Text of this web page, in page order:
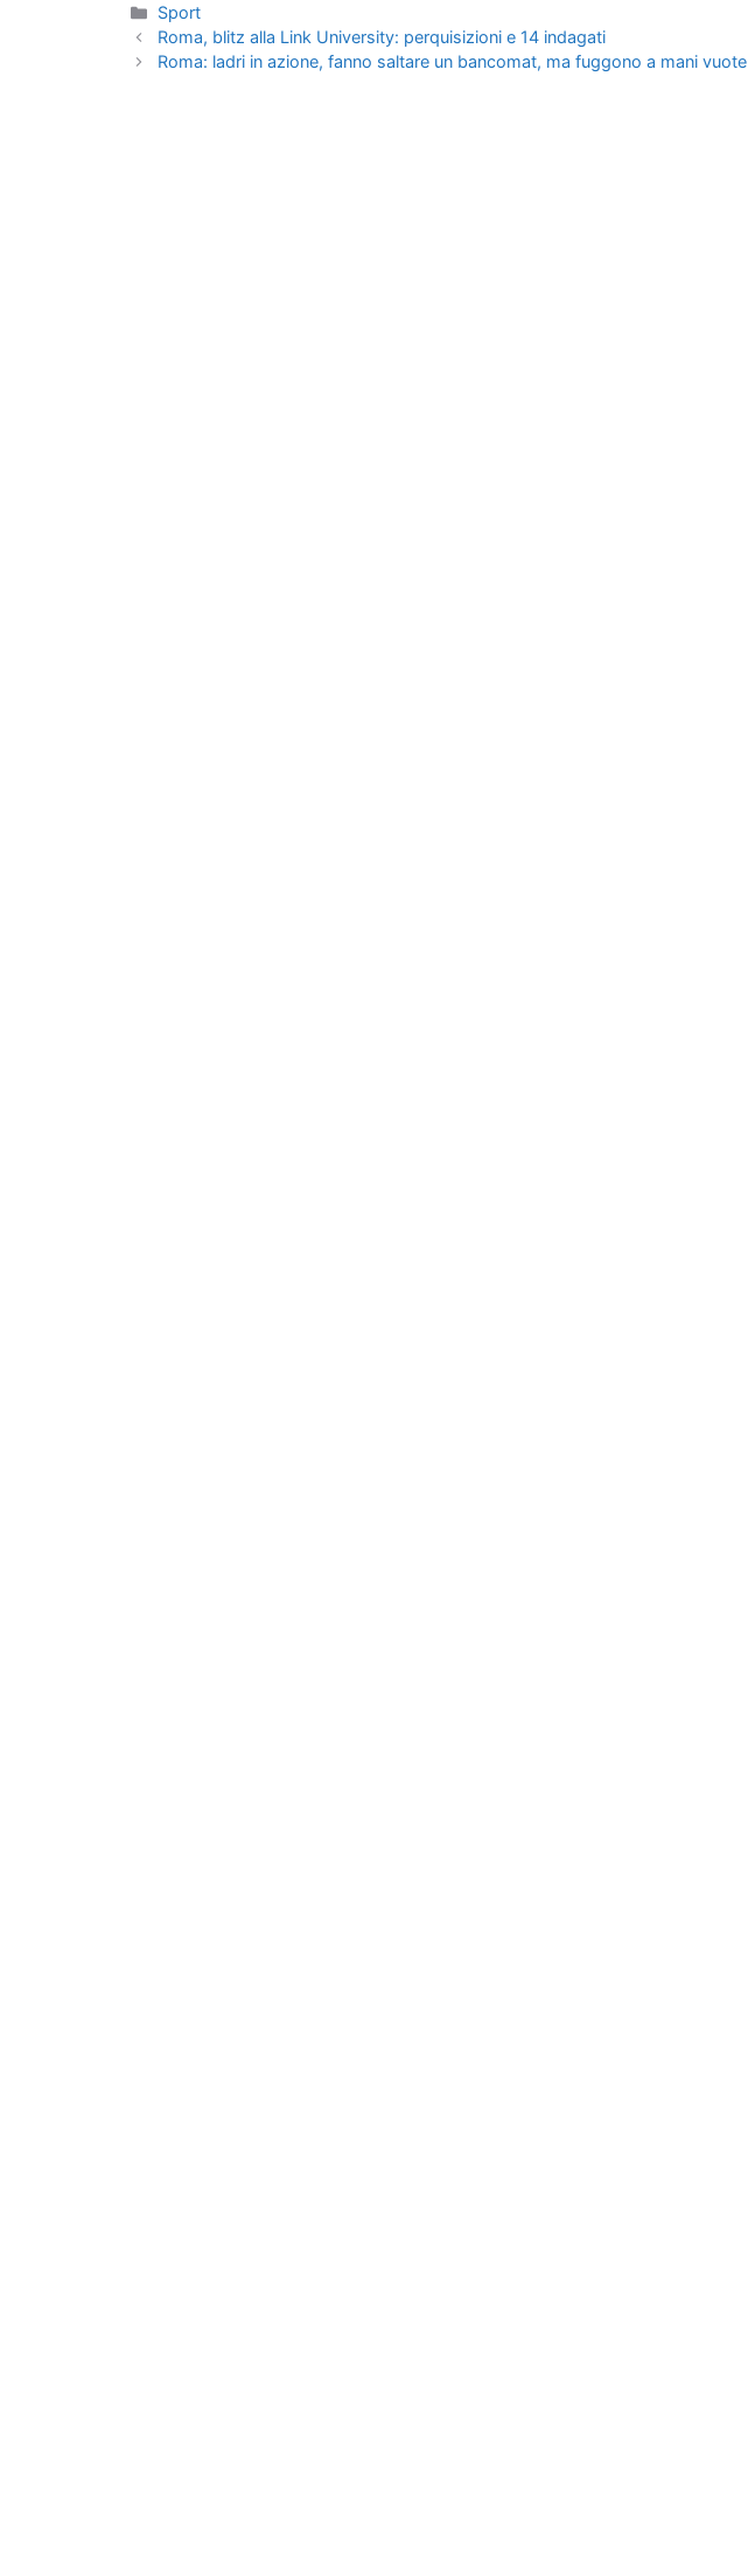
Categorie
Sport
Roma, blitz alla Link University: perquisizioni e 14 indagati
Roma: ladri in azione, fanno saltare un bancomat, ma fuggono a mani vuote